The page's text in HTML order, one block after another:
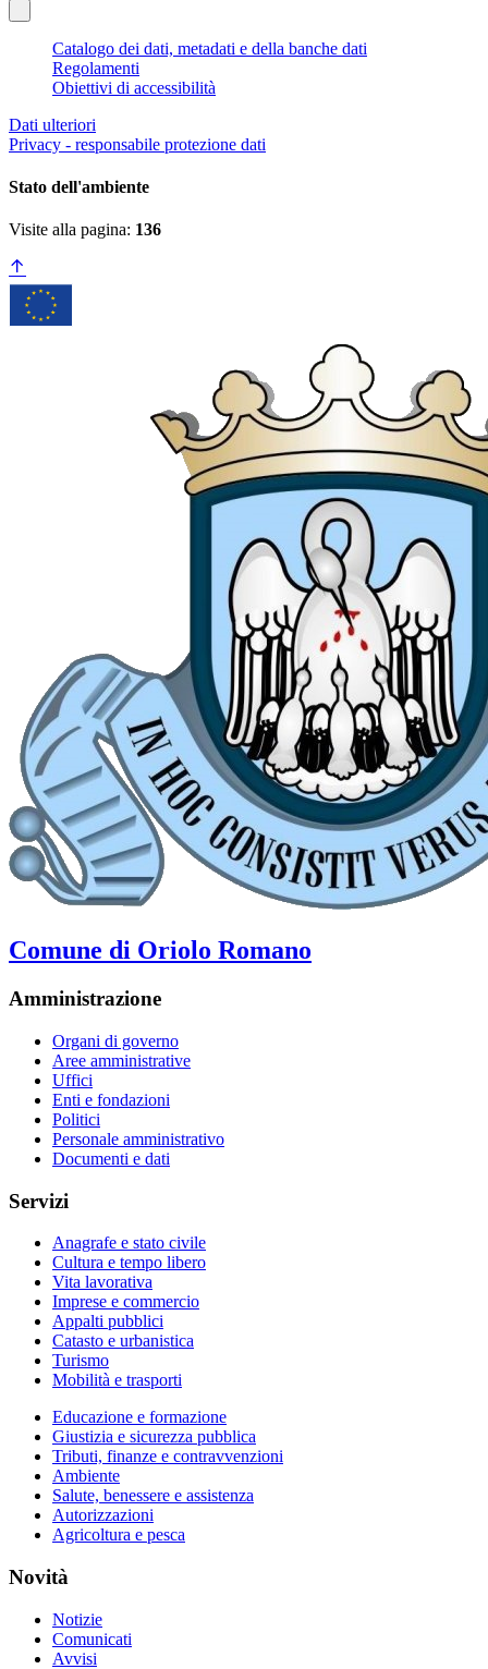
Catalogo dei dati, metadati e della banche dati
Regolamenti
Obiettivi di accessibilità
Dati ulteriori
Privacy - responsabile protezione dati
Stato dell'ambiente
Visite alla pagina: 136
Comune di Oriolo Romano
Amministrazione
Organi di governo
Aree amministrative
Uffici
Enti e fondazioni
Politici
Personale amministrativo
Documenti e dati
Servizi
Anagrafe e stato civile
Cultura e tempo libero
Vita lavorativa
Imprese e commercio
Appalti pubblici
Catasto e urbanistica
Turismo
Mobilità e trasporti
Educazione e formazione
Giustizia e sicurezza pubblica
Tributi, finanze e contravvenzioni
Ambiente
Salute, benessere e assistenza
Autorizzazioni
Agricoltura e pesca
Novità
Notizie
Comunicati
Avvisi